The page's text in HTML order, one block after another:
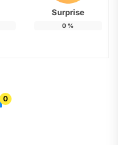
Surprise
0 %
0